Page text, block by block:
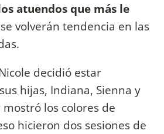
atuendos que más le
volverán tendencia en las
decidió estar
hijas, Indiana, Sienna y
mostró los colores de
hicieron dos sesiones de